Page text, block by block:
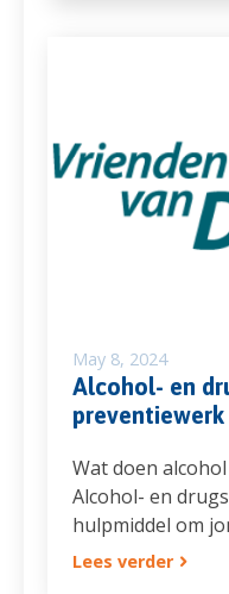
May 8, 2024
Alcohol- en
preventiewerk
Wat doen
Alcohol- en
hulpmiddel om
Lees verder